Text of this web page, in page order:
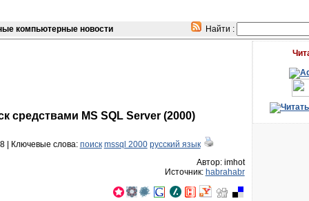
компьютерные новости Найти :
средствами MS SQL Server (2000)
| Ключевые слова: поиск mssql 2000 русский язык
Автор: imhot
Источник: habrahabr